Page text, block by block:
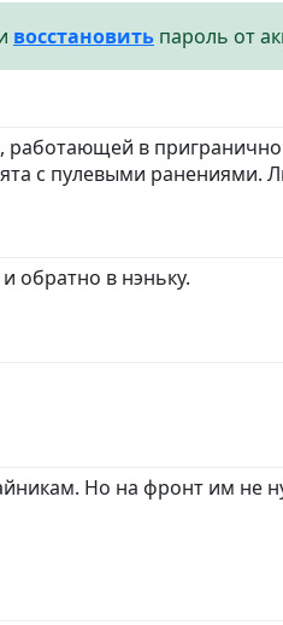
восстановить пароль от
в
с пулевыми ранениями.
обратно в нэньку.
Но на фронт им не